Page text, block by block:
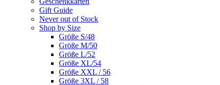
Gift Guide
Never out of Stock
Shop by Size
Größe S/48
Größe M/50
Größe L/52
Größe XL/54
Größe XXL / 56
Größe 3XL / 58